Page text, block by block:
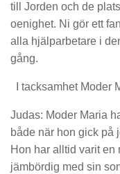
till Jorden och de
oenighet. Ni gör ett
alla hjälparbetare i
gång.
I tacksamhet Moder
Judas: Moder Maria
både när hon gick på
Hon har alltid varit en
jämbördig med sin